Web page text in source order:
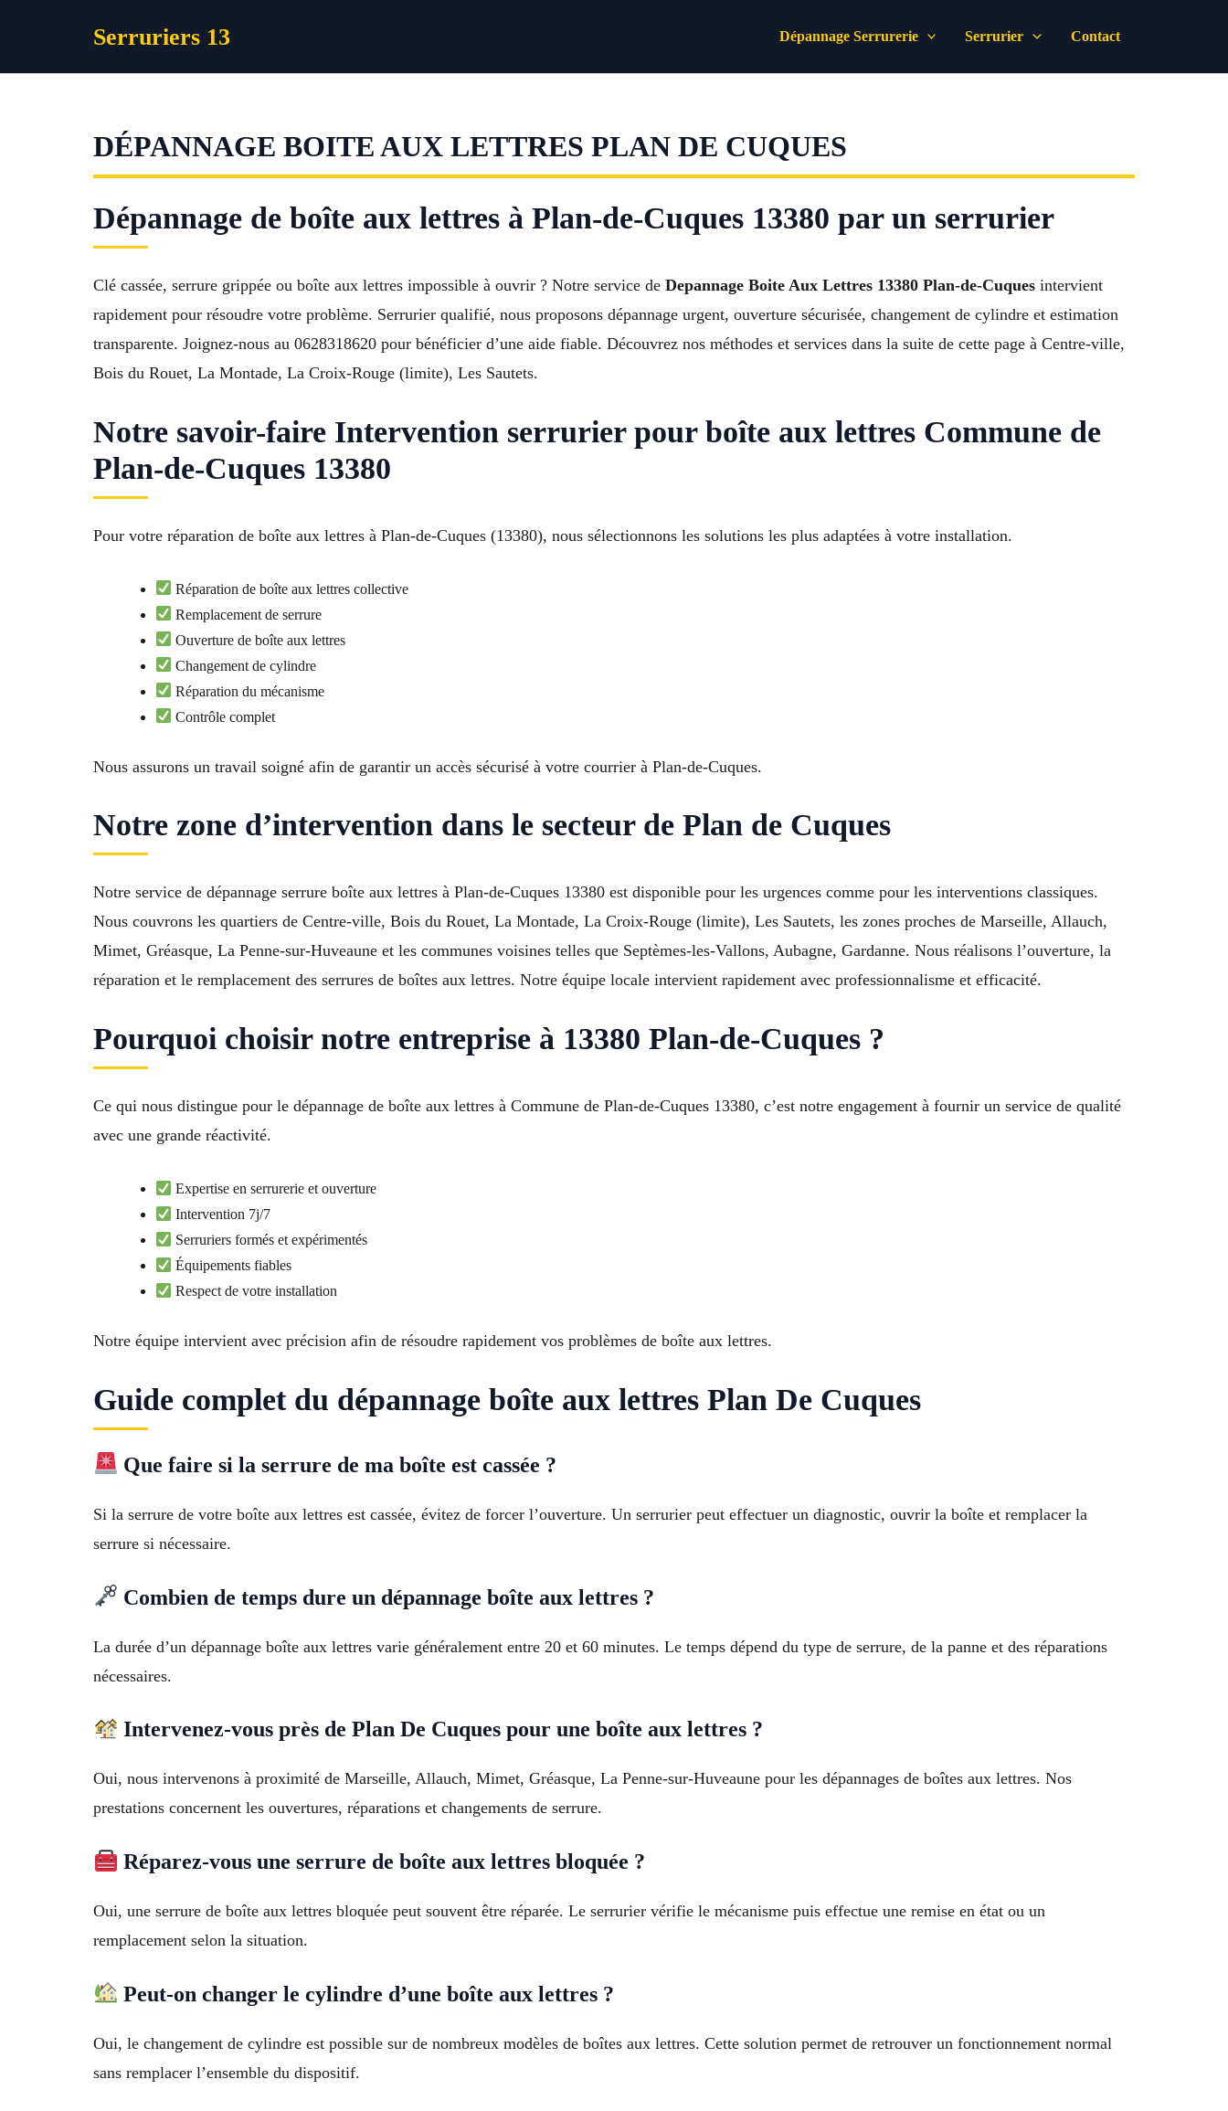
Serruriers 13 Dépannage Serrurerie Serrurier Contact
DÉPANNAGE BOITE AUX LETTRES PLAN DE CUQUES
Dépannage de boîte aux lettres à Plan-de-Cuques 13380 par un serrurier
Clé cassée, serrure grippée ou boîte aux lettres impossible à ouvrir ? Notre service de Depannage Boite Aux Lettres 13380 Plan-de-Cuques intervient
rapidement pour résoudre votre problème. Serrurier qualifié, nous proposons dépannage urgent, ouverture sécurisée, changement de cylindre et estimation
transparente. Joignez-nous au 0628318620 pour bénéficier d’une aide fiable. Découvrez nos méthodes et services dans la suite de cette page à Centre-ville,
Bois du Rouet, La Montade, La Croix-Rouge (limite), Les Sautets.
Notre savoir-faire Intervention serrurier pour boîte aux lettres Commune de
Plan-de-Cuques 13380
Pour votre réparation de boîte aux lettres à Plan-de-Cuques (13380), nous sélectionnons les solutions les plus adaptées à votre installation.
Réparation de boîte aux lettres collective
Remplacement de serrure
Ouverture de boîte aux lettres
Changement de cylindre
Réparation du mécanisme
Contrôle complet
Nous assurons un travail soigné afin de garantir un accès sécurisé à votre courrier à Plan-de-Cuques.
Notre zone d’intervention dans le secteur de Plan de Cuques
Notre service de dépannage serrure boîte aux lettres à Plan-de-Cuques 13380 est disponible pour les urgences comme pour les interventions classiques.
Nous couvrons les quartiers de Centre-ville, Bois du Rouet, La Montade, La Croix-Rouge (limite), Les Sautets, les zones proches de Marseille, Allauch,
Mimet, Gréasque, La Penne-sur-Huveaune et les communes voisines telles que Septèmes-les-Vallons, Aubagne, Gardanne. Nous réalisons l’ouverture, la
réparation et le remplacement des serrures de boîtes aux lettres. Notre équipe locale intervient rapidement avec professionnalisme et efficacité.
Pourquoi choisir notre entreprise à 13380 Plan-de-Cuques ?
Ce qui nous distingue pour le dépannage de boîte aux lettres à Commune de Plan-de-Cuques 13380, c’est notre engagement à fournir un service de qualité
avec une grande réactivité.
Expertise en serrurerie et ouverture
Intervention 7j/7
Serruriers formés et expérimentés
Équipements fiables
Respect de votre installation
Notre équipe intervient avec précision afin de résoudre rapidement vos problèmes de boîte aux lettres.
Guide complet du dépannage boîte aux lettres Plan De Cuques
Que faire si la serrure de ma boîte est cassée ?
Si la serrure de votre boîte aux lettres est cassée, évitez de forcer l’ouverture. Un serrurier peut effectuer un diagnostic, ouvrir la boîte et remplacer la
serrure si nécessaire.
Combien de temps dure un dépannage boîte aux lettres ?
La durée d’un dépannage boîte aux lettres varie généralement entre 20 et 60 minutes. Le temps dépend du type de serrure, de la panne et des réparations
nécessaires.
Intervenez-vous près de Plan De Cuques pour une boîte aux lettres ?
Oui, nous intervenons à proximité de Marseille, Allauch, Mimet, Gréasque, La Penne-sur-Huveaune pour les dépannages de boîtes aux lettres. Nos
prestations concernent les ouvertures, réparations et changements de serrure.
Réparez-vous une serrure de boîte aux lettres bloquée ?
Oui, une serrure de boîte aux lettres bloquée peut souvent être réparée. Le serrurier vérifie le mécanisme puis effectue une remise en état ou un
remplacement selon la situation.
Peut-on changer le cylindre d’une boîte aux lettres ?
Oui, le changement de cylindre est possible sur de nombreux modèles de boîtes aux lettres. Cette solution permet de retrouver un fonctionnement normal
sans remplacer l’ensemble du dispositif.